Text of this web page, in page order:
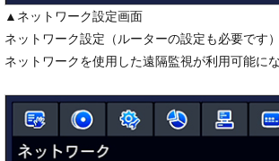
▲ネットワーク設定画面
ネットワーク設定（ルーターの設定も必要です
ネットワークを使用した遠隔監視が利用可能にな